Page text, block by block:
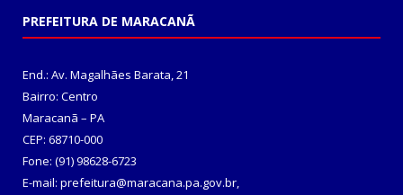
PREFEITURA DE MARACANÃ
End.: Av. Magalhães Barata, 21
Bairro: Centro
Maracanã – PA
CEP: 68710-000
Fone: (91) 98628-6723
E-mail: prefeitura@maracana.pa.gov.br,